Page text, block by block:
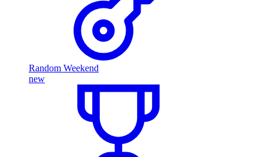
Random Weekend
new